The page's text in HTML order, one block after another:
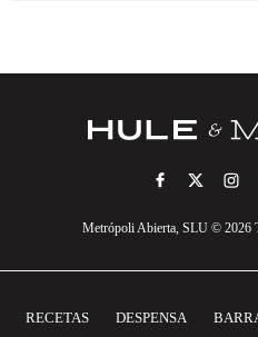
Metrópoli Abierta, SLU © 2026
RECETAS DESPENSA